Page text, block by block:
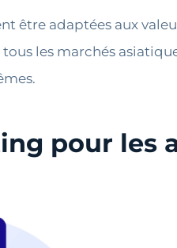
adaptées aux
les marchés
pour les